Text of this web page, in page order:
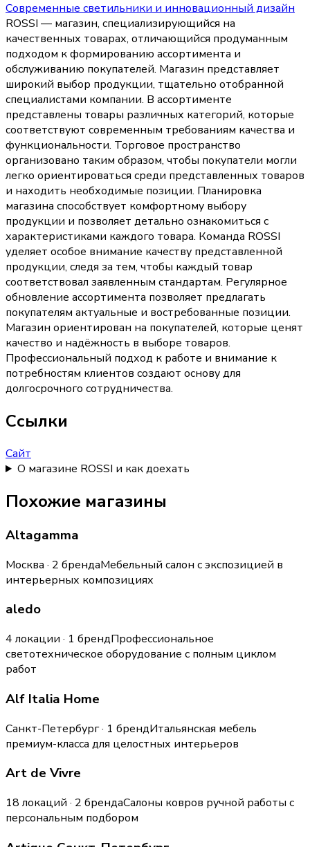
Современные светильники и инновационный дизайн
ROSSI — магазин, специализирующийся на
качественных товарах, отличающийся продуманным
подходом к формированию ассортимента и
обслуживанию покупателей. Магазин представляет
широкий выбор продукции, тщательно отобранной
специалистами компании. В ассортименте
представлены товары различных категорий, которые
соответствуют современным требованиям качества и
функциональности. Торговое пространство
организовано таким образом, чтобы покупатели могли
легко ориентироваться среди представленных товаров
и находить необходимые позиции. Планировка
магазина способствует комфортному выбору
продукции и позволяет детально ознакомиться с
характеристиками каждого товара. Команда ROSSI
уделяет особое внимание качеству представленной
продукции, следя за тем, чтобы каждый товар
соответствовал заявленным стандартам. Регулярное
обновление ассортимента позволяет предлагать
покупателям актуальные и востребованные позиции.
Магазин ориентирован на покупателей, которые ценят
качество и надёжность в выборе товаров.
Профессиональный подход к работе и внимание к
потребностям клиентов создают основу для
долгосрочного сотрудничества.
Ссылки
Сайт
О магазине ROSSI и как доехать
Похожие магазины
Altagamma
Москва · 2 брендаМебельный салон с экспозицией в
интерьерных композициях
aledo
4 локации · 1 брендПрофессиональное
светотехническое оборудование с полным циклом
работ
Alf Italia Home
Санкт-Петербург · 1 брендИтальянская мебель
премиум-класса для целостных интерьеров
Art de Vivre
18 локаций · 2 брендаСалоны ковров ручной работы с
персональным подбором